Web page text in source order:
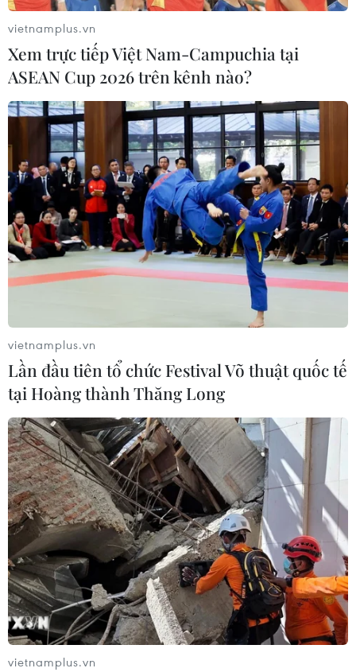
Kết thúc buổi sáng, công tác bỏ phiếu
diễn ra an toàn, ổn định
23/05/2021 07:33
Trong buổi sáng 23/5, việc tổ chức công tác bầu cử ở
các địa phương trên cả nước đã diễn ra thuận lợi, an
toàn, thực hiện nghiêm việc phân luồng, giãn cách, đảm
bảo phòng, chống dịch COVID-19.
vietnamplus.vn
Xem trực tiếp Việt Nam-Campuchia tại
ASEAN Cup 2026 trên kênh nào?
vietnamplus.vn
Lần đầu tiên tổ chức Festival Võ thuật quốc tế
tại Hoàng thành Thăng Long
vietnamplus.vn